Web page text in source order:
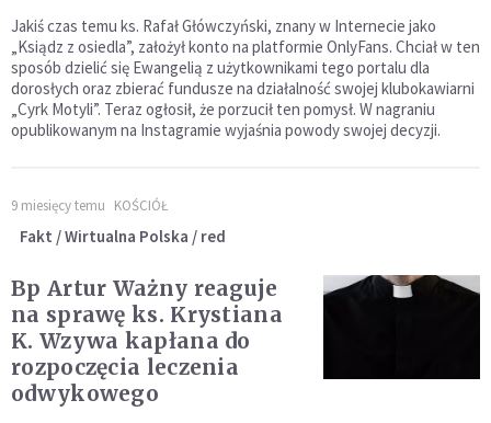
Jakiś czas temu ks. Rafał Główczyński, znany w Internecie jako
„Ksiądz z osiedla”, założył konto na platformie OnlyFans. Chciał w ten
sposób dzielić się Ewangelią z użytkownikami tego portalu dla
dorosłych oraz zbierać fundusze na działalność swojej klubokawiarni
„Cyrk Motyli”. Teraz ogłosił, że porzucił ten pomysł. W nagraniu
opublikowanym na Instagramie wyjaśnia powody swojej decyzji.
9 miesięcy temu KOŚCIÓŁ
Fakt / Wirtualna Polska / red
Bp Artur Ważny reaguje
na sprawę ks. Krystiana
K. Wzywa kapłana do
rozpoczęcia leczenia
odwykowego